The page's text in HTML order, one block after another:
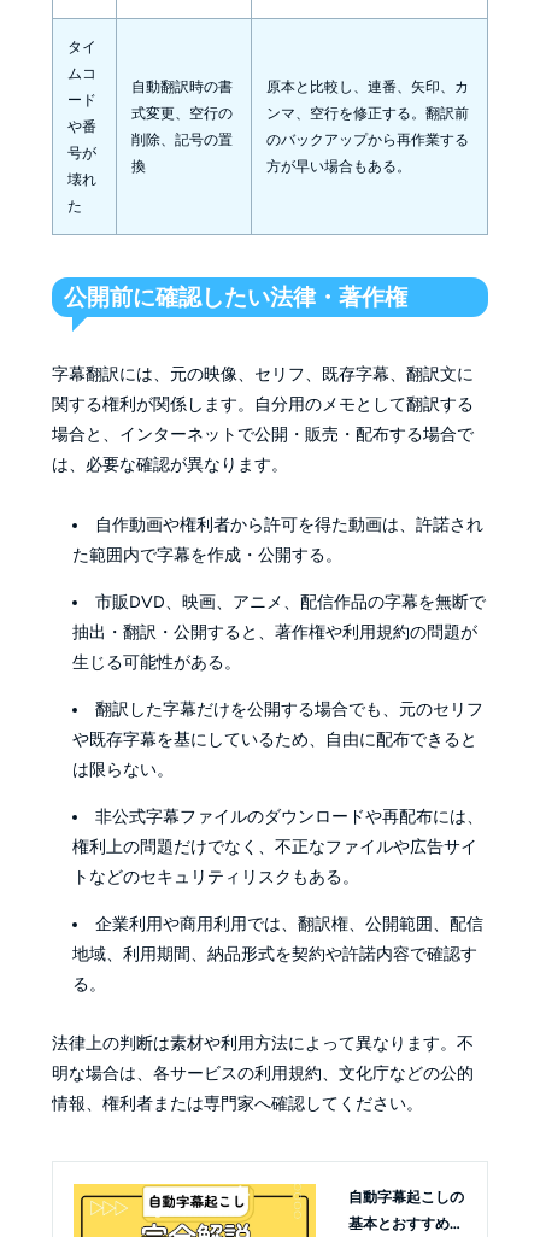
タイ
ムコ
ード
や番
号が
壊れ
た
自動翻訳時の書
式変更、空行の
削除、記号の置
換
原本と比較し、連番、矢印、カ
ンマ、空行を修正する。翻訳前
のバックアップから再作業する
方が早い場合もある。
公開前に確認したい法律・著作権
字幕翻訳には、元の映像、セリフ、既存字幕、翻訳文に
関する権利が関係します。自分用のメモとして翻訳する
場合と、インターネットで公開・販売・配布する場合で
は、必要な確認が異なります。
自作動画や権利者から許可を得た動画は、許諾され
た範囲内で字幕を作成・公開する。
市販DVD、映画、アニメ、配信作品の字幕を無断で
抽出・翻訳・公開すると、著作権や利用規約の問題が
生じる可能性がある。
翻訳した字幕だけを公開する場合でも、元のセリフ
や既存字幕を基にしているため、自由に配布できると
は限らない。
非公式字幕ファイルのダウンロードや再配布には、
権利上の問題だけでなく、不正なファイルや広告サイ
トなどのセキュリティリスクもある。
企業利用や商用利用では、翻訳権、公開範囲、配信
地域、利用期間、納品形式を契約や許諾内容で確認す
る。
法律上の判断は素材や利用方法によって異なります。不
明な場合は、各サービスの利用規約、文化庁などの公的
情報、権利者または専門家へ確認してください。
自動字幕起こしの
基本とおすすめツ